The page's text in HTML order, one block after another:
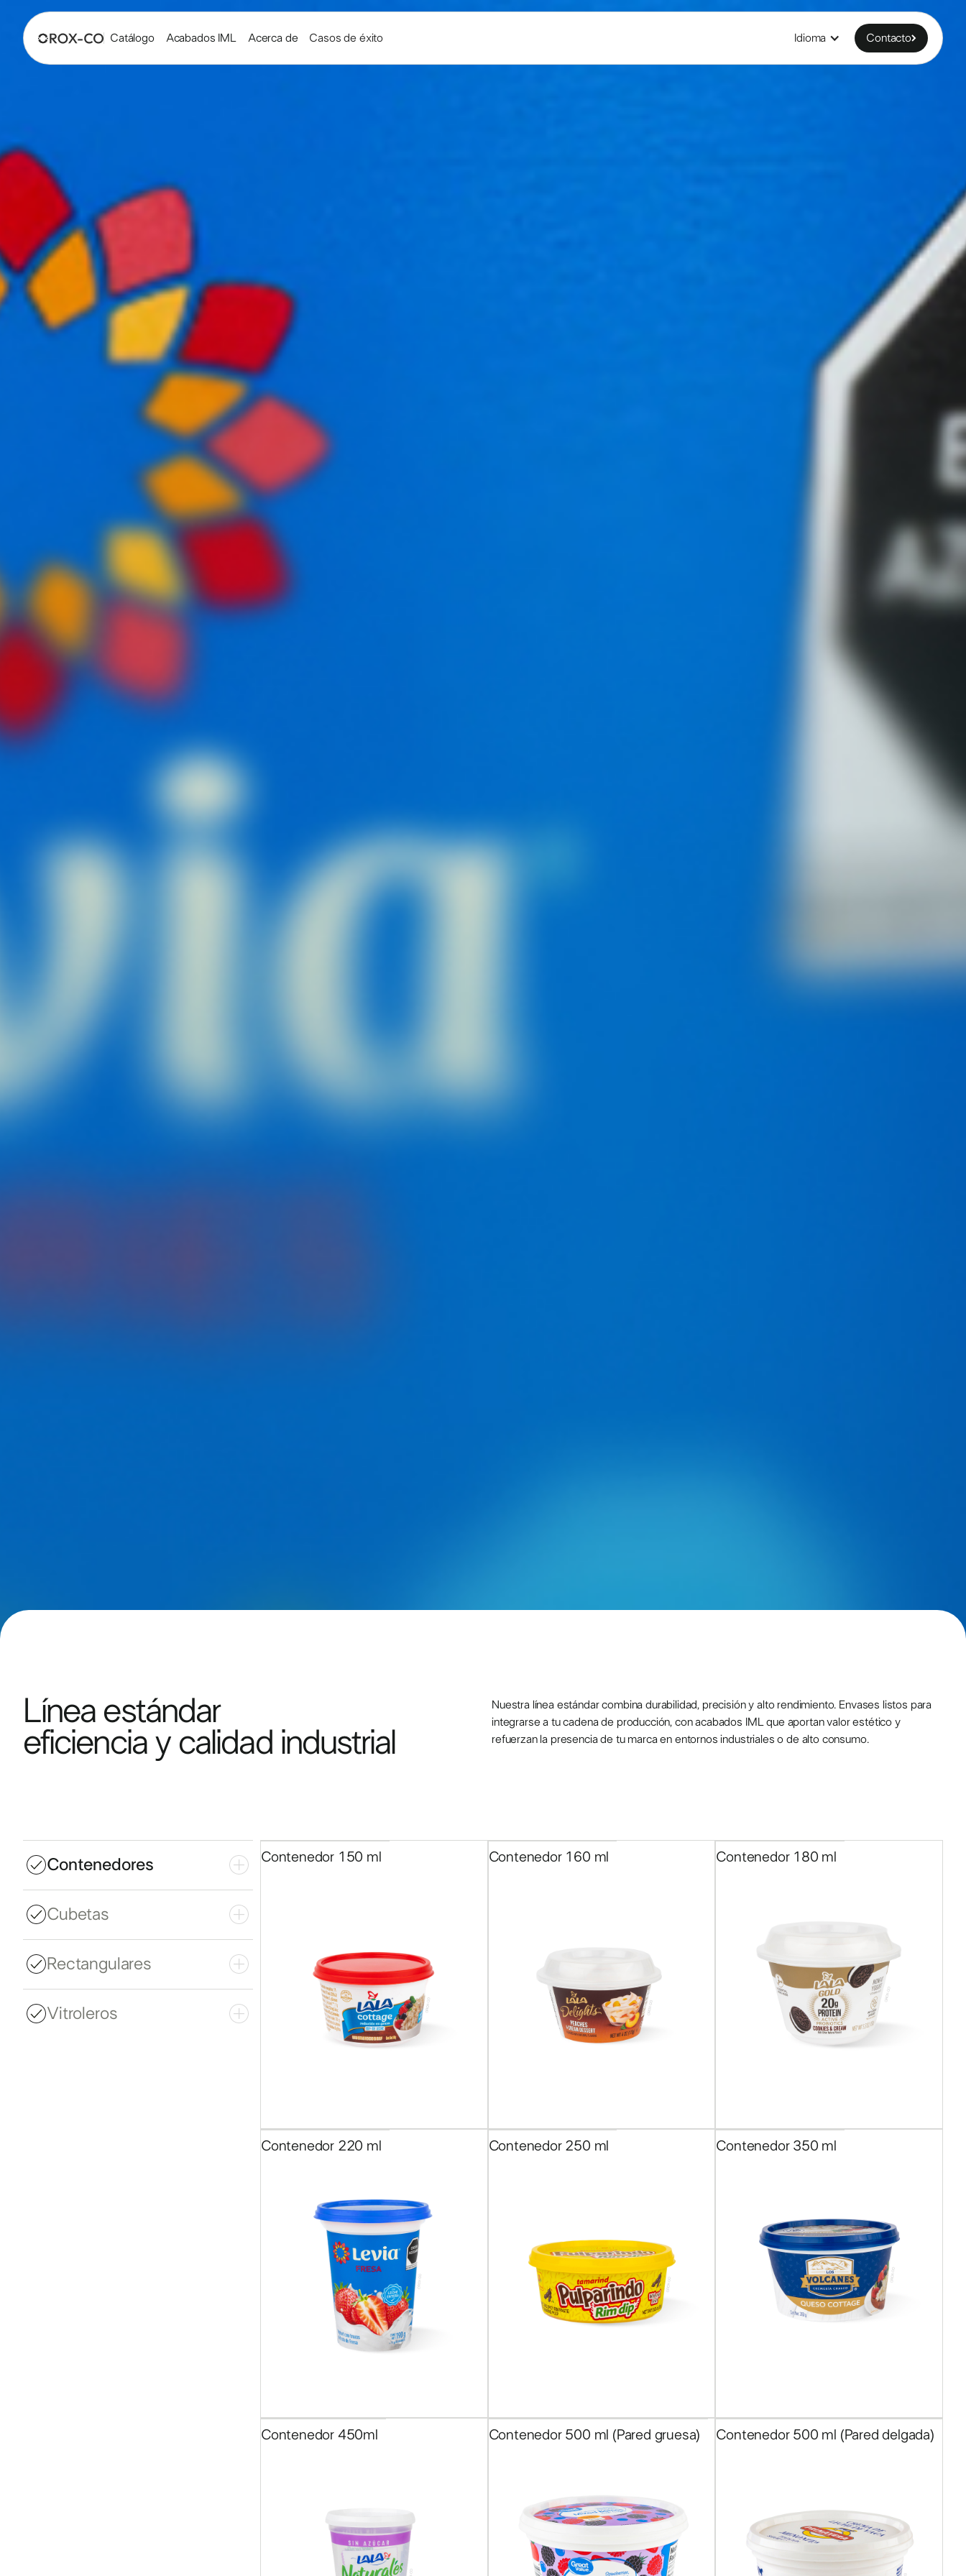
Catálogo Acabados IML Acerca de Casos de éxito Idioma
Contacto
Contacto
Línea estándar
eficiencia y calidad industrial
Nuestra línea estándar combina durabilidad, precisión y alto rendimiento. Envases listos para
integrarse a tu cadena de producción, con acabados IML que aportan valor estético y
refuerzan la presencia de tu marca en entornos industriales o de alto consumo.
Contenedores
Cubetas
Rectangulares
Vitroleros
Contenedor 150 ml
1de 16
Contenedor 160 ml
2de 16
Contenedor 180 ml
3de 16
Contenedor 220 ml
4de 16
Contenedor 250 ml
5de 16
Contenedor 350 ml
6de 16
Contenedor 450ml Contenedor 500 ml (Pared gruesa) Contenedor 500 ml (Pared delgada)